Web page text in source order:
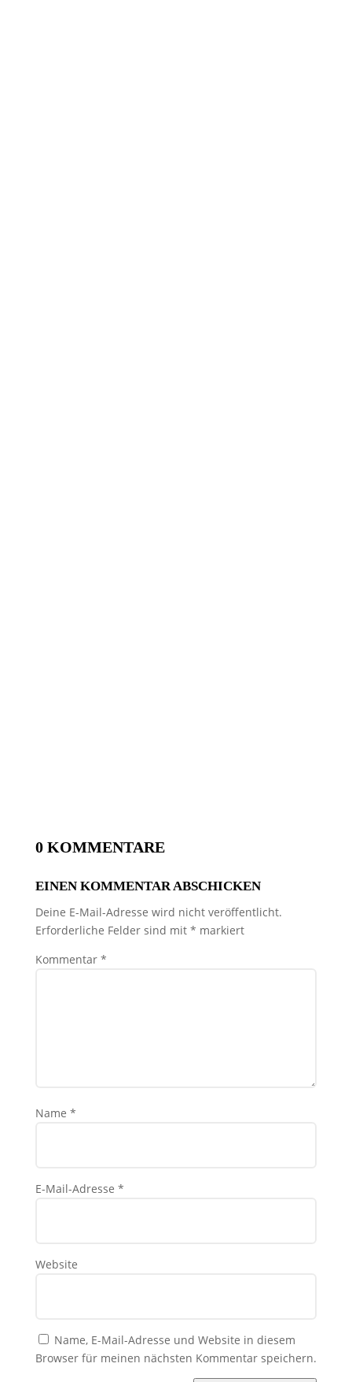
0 KOMMENTARE
EINEN KOMMENTAR ABSCHICKEN
Deine E-Mail-Adresse wird nicht veröffentlicht.
Erforderliche Felder sind mit * markiert
Kommentar *
Name *
E-Mail-Adresse *
Website
Name, E-Mail-Adresse und Website in diesem
Browser für meinen nächsten Kommentar speichern.